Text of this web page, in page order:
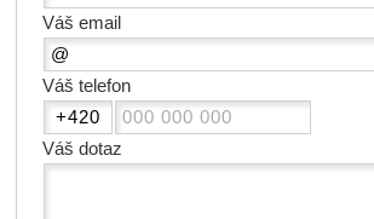
Váš email
Váš telefon
Váš dotaz